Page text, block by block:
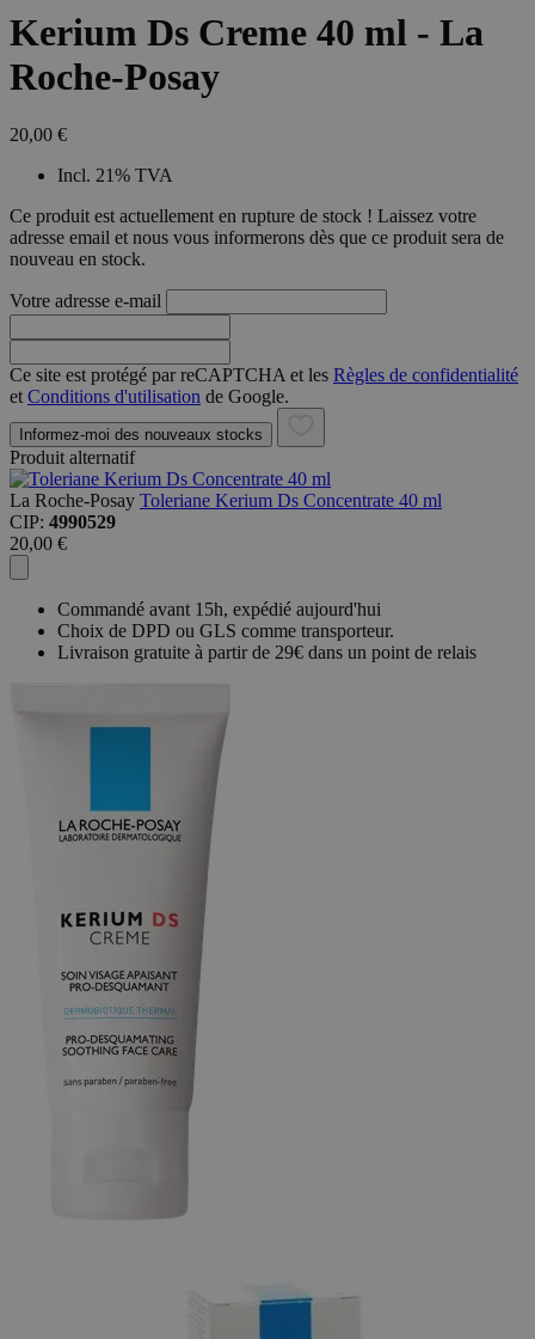
Kerium Ds Creme 40 ml - La
Roche-Posay
20,00 €
Incl. 21% TVA
Ce produit est actuellement en rupture de stock ! Laissez votre
adresse email et nous vous informerons dès que ce produit sera de
nouveau en stock.
Votre adresse e-mail
Ce site est protégé par reCAPTCHA et les Règles de confidentialité
et Conditions d'utilisation de Google.
Informez-moi des nouveaux stocks
Produit alternatif
La Roche-Posay Toleriane Kerium Ds Concentrate 40 ml
CIP: 4990529
20,00 €
Commandé avant 15h, expédié aujourd'hui
Choix de DPD ou GLS comme transporteur.
Livraison gratuite à partir de 29€ dans un point de relais